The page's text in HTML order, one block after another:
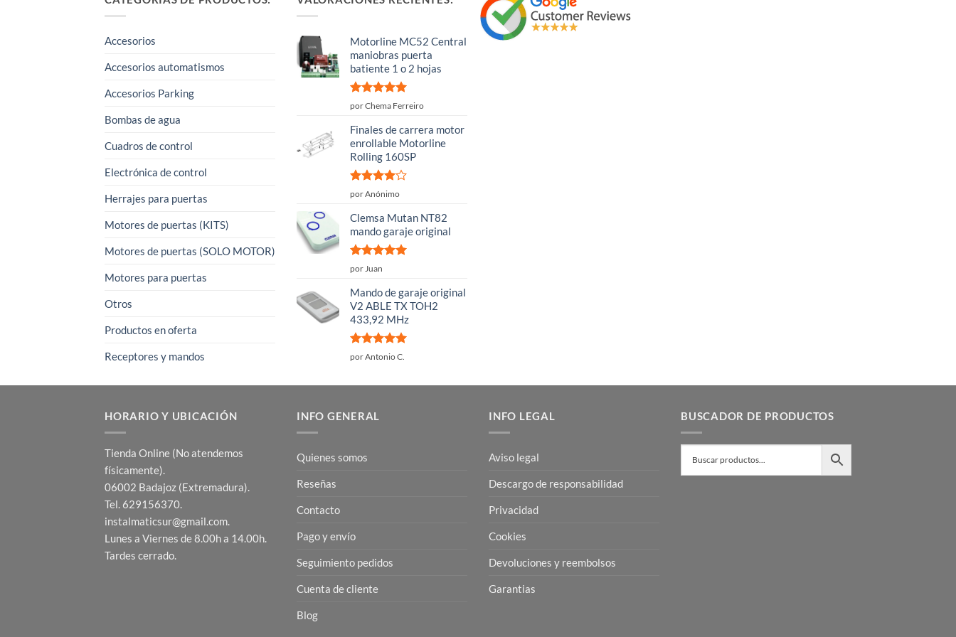
Accesorios
Accesorios automatismos
Accesorios Parking
Bombas de agua
Cuadros de control
Electrónica de control
Herrajes para puertas
Motores de puertas (KITS)
Motores de puertas (SOLO MOTOR)
Motores para puertas
Otros
Productos en oferta
Receptores y mandos
Motorline MC52 Central
maniobras puerta
batiente 1 o 2 hojas
Valorado
por Chema Ferreiro
Finales de carrera motor
enrollable Motorline
Rolling 160SP
Valorado
5
por Anónimo
Clemsa Mutan NT82
mando garaje original
Valorado
por Juan
Mando de garaje original
V2 ABLE TX TOH2
433,92 MHz
Valorado
por Antonio C.
HORARIO Y UBICACIÓN
Tienda Online (No atendemos
físicamente).
06002 Badajoz (Extremadura).
Tel. 629156370.
instalmaticsur@gmail.com.
Lunes a Viernes de 8.00h a 14.00h.
Tardes cerrado.
INFO GENERAL
Quienes somos
Reseñas
Contacto
Pago y envío
Seguimiento pedidos
Cuenta de cliente
Blog
INFO LEGAL
Aviso legal
Descargo de responsabilidad
Privacidad
Cookies
Devoluciones y reembolsos
Garantias
BUSCADOR DE PRODUCTOS